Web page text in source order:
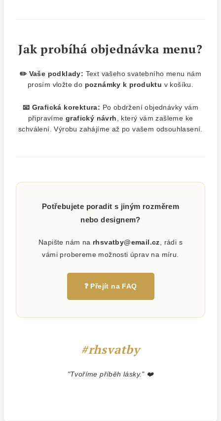
Jak probíhá objednávka menu?
✏️ Vaše podklady: Text vašeho svatebního menu nám
prosím vložte do poznámky k produktu v košíku.
📧 Grafická korektura: Po obdržení objednávky vám
připravíme grafický návrh , který vám zašleme ke
schválení. Výrobu zahájíme až po vašem odsouhlasení.
Potřebujete poradit s jiným rozměrem
nebo designem?
Napište nám na rhsvatby@email.cz , rádi s
vámi probereme možnosti úprav na míru.
❓ Přejít na FAQ
#rhsvatby
"Tvoříme příběh lásky." ❤️